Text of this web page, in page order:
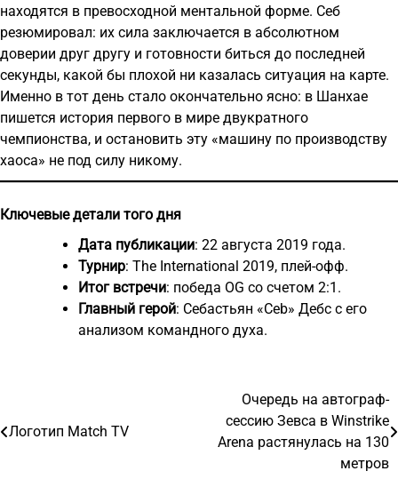
находятся в превосходной ментальной форме. Себ
резюмировал: их сила заключается в абсолютном
доверии друг другу и готовности биться до последней
секунды, какой бы плохой ни казалась ситуация на карте.
Именно в тот день стало окончательно ясно: в Шанхае
пишется история первого в мире двукратного
чемпионства, и остановить эту «машину по производству
хаоса» не под силу никому.
Ключевые детали того дня
Дата публикации: 22 августа 2019 года.
Турнир: The International 2019, плей-офф.
Итог встречи: победа OG со счетом 2:1.
Главный герой: Себастьян «Ceb» Дебс с его
анализом командного духа.
по
Логотип Match TV
Очередь на автограф-
сессию Зевса в Winstrike
Arena растянулась на 130
метров